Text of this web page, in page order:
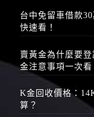
台中免留車借款
快速看！
賣黃金為什麼要
金注意事項一次看
K金回收價格：
算？